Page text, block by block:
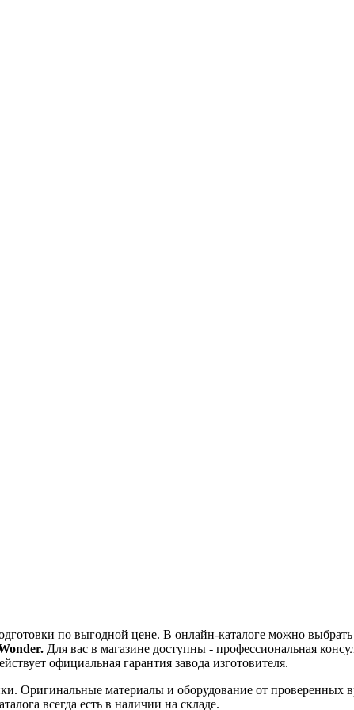
по выгодной цене. В онлайн-каталоге можно
Для вас в магазине доступны - профессиональная
официальная гарантия завода изготовителя.
Оригинальные материалы и оборудование от проверенных
всегда есть в наличии на складе.